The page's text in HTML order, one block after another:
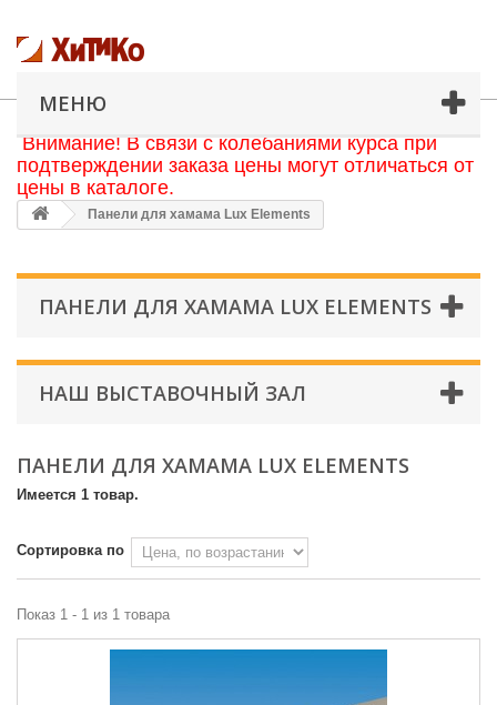
МЕНЮ
Внимание! В связи с колебаниями курса при
подтверждении заказа цены могут отличаться от
цены в каталоге.
Панели для хамама Lux Elements
ПАНЕЛИ ДЛЯ ХАМАМА LUX ELEMENTS
НАШ ВЫСТАВОЧНЫЙ ЗАЛ
ПАНЕЛИ ДЛЯ ХАМАМА LUX ELEMENTS
Имеется 1 товар.
Сортировка по
Показ 1 - 1 из 1 товара